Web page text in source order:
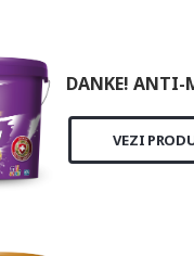
DANKE! ANTI-
VEZI